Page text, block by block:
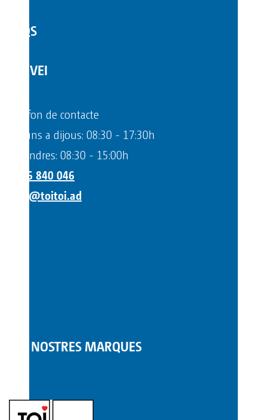
FAQS
SERVEI
Telèfon de contacte
Dilluns a dijous: 08:30 - 17:30h
Divendres: 08:30 - 15:00h
+376 840 046
info@toitoi.ad
LES NOSTRES MARQUES